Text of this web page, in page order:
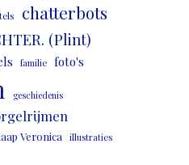
chatterbots
(Plint)
familie foto's
geschiedenis
Veronica illustraties